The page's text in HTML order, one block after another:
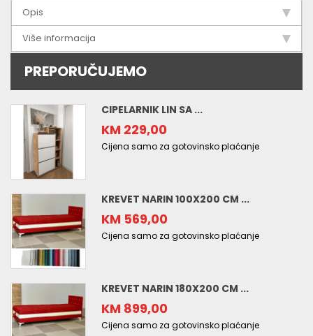
Opis
Više informacija
PREPORUČUJEMO
CIPELARNIK LIN SA ...
KM 229,00
Cijena samo za gotovinsko plaćanje
KREVET NARIN 100X200 CM ...
KM 569,00
Cijena samo za gotovinsko plaćanje
KREVET NARIN 180X200 CM ...
KM 899,00
Cijena samo za gotovinsko plaćanje